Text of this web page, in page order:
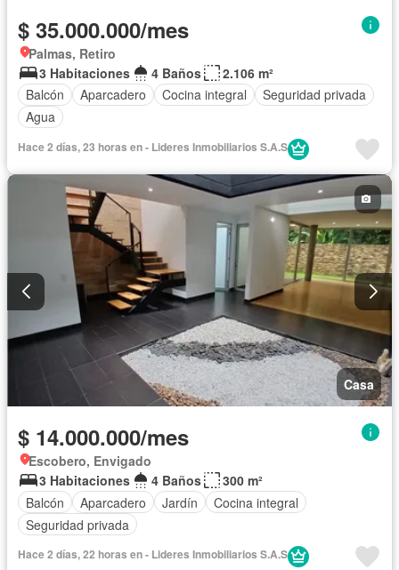
$ 35.000.000/mes
Palmas, Retiro
3 Habitaciones
4 Baños
2.106 m²
Balcón
Aparcadero Cocina integral
Seguridad privada
Agua
Hace 2 días, 23 horas en - Lideres Inmobiliarios S.A.S
Casa
$ 14.000.000/mes
Escobero, Envigado
3 Habitaciones
4 Baños
300 m²
Balcón
Aparcadero Jardín
Cocina integral
Seguridad privada
Hace 2 días, 22 horas en - Lideres Inmobiliarios S.A.S